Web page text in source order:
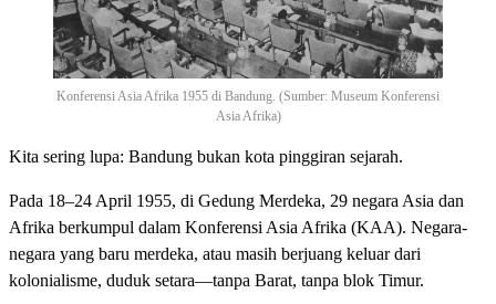
Konferensi Asia Afrika 1955 di Bandung. (Sumber: Museum Konferensi
Asia Afrika)
Kita sering lupa: Bandung bukan kota pinggiran sejarah.
Pada 18–24 April 1955, di Gedung Merdeka, 29 negara Asia dan
Afrika berkumpul dalam Konferensi Asia Afrika (KAA). Negara-
negara yang baru merdeka, atau masih berjuang keluar dari
kolonialisme, duduk setara—tanpa Barat, tanpa blok Timur.